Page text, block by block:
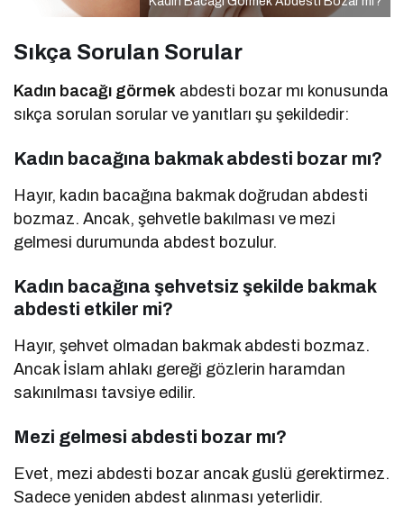
Sıkça Sorulan Sorular
Kadın bacağı görmek abdesti bozar mı konusunda
sıkça sorulan sorular ve yanıtları şu şekildedir:
Kadın bacağına bakmak abdesti bozar mı?
Hayır, kadın bacağına bakmak doğrudan abdesti
bozmaz. Ancak, şehvetle bakılması ve mezi
gelmesi durumunda abdest bozulur.
Kadın bacağına şehvetsiz şekilde bakmak
abdesti etkiler mi?
Hayır, şehvet olmadan bakmak abdesti bozmaz.
Ancak İslam ahlakı gereği gözlerin haramdan
sakınılması tavsiye edilir.
Mezi gelmesi abdesti bozar mı?
Evet, mezi abdesti bozar ancak guslü gerektirmez.
Sadece yeniden abdest alınması yeterlidir.